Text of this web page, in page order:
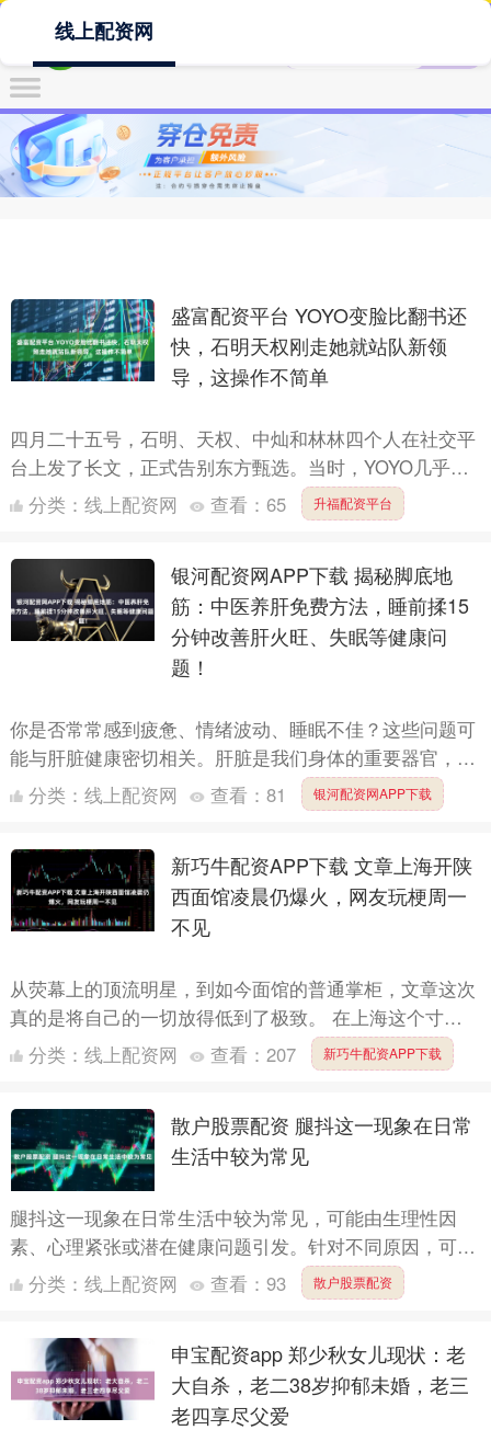
线上配资网
盛富配资平台 YOYO变脸比翻书还
快，石明天权刚走她就站队新领
导，这操作不简单
四月二十五号，石明、天权、中灿和林林四个人在社交平
台上发了长文，正式告别东方甄选。当时，YOYO几乎在
每条动态下都留言了，语气温暖，提醒记得按时吃饭照顾
分类： 线上配资网 查看： 65 升福配资平台
银河配资网APP下载 揭秘脚底地
筋：中医养肝免费方法，睡前揉15
分钟改善肝火旺、失眠等健康问
题！
你是否常常感到疲惫、情绪波动、睡眠不佳？这些问题可
能与肝脏健康密切相关。肝脏是我们身体的重要器官，负
责解毒、消化和血液循环等关键功能。然而，现代生活节
奏快，压力....
分类： 线上配资网 查看： 81 银河配资网APP下载
新巧牛配资APP下载 文章上海开陕
西面馆凌晨仍爆火，网友玩梗周一
不见
从荧幕上的顶流明星，到如今面馆的普通掌柜，文章这次
真的是将自己的一切放得低到了极致。 在上海这个寸土
寸金的城市，他的陕西面馆八号院儿一开业就迅速走红，
门口排队长....
分类： 线上配资网 查看： 207 新巧牛配资APP下载
散户股票配资 腿抖这一现象在日常
生活中较为常见
腿抖这一现象在日常生活中较为常见，可能由生理性因
素、心理紧张或潜在健康问题引发。针对不同原因，可采
取一系列综合性方法进行预防和缓解。以下从生活习惯、
心理调节、运....
分类： 线上配资网 查看： 93 散户股票配资
申宝配资app 郑少秋女儿现状：老
大自杀，老二38岁抑郁未婚，老三
老四享尽父爱